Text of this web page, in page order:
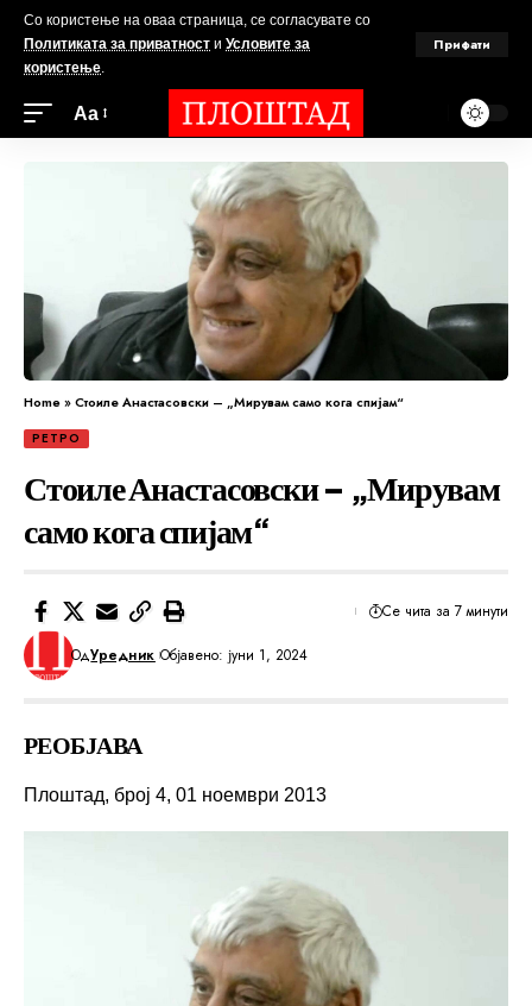
Со користење на оваа страница, се согласувате со
Политиката за приватност и Условите за
користење.
Прифати
Аа
Home»Стоиле Анастасовски – „Мирувам само кога спијам“
РЕТРО
Стоиле Анастасовски – „Мирувам
само кога спијам“
ОдУредник Објавено: јуни 1, 2024
Се чита за 7 минути
РЕОБЈАВА
Плоштад, број 4, 01 ноември 2013